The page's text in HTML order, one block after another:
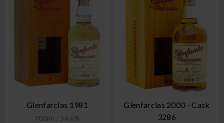
Glenfarclas 1981
700ml / 54,6%
Glenfarclas 2000 - Cask
3286